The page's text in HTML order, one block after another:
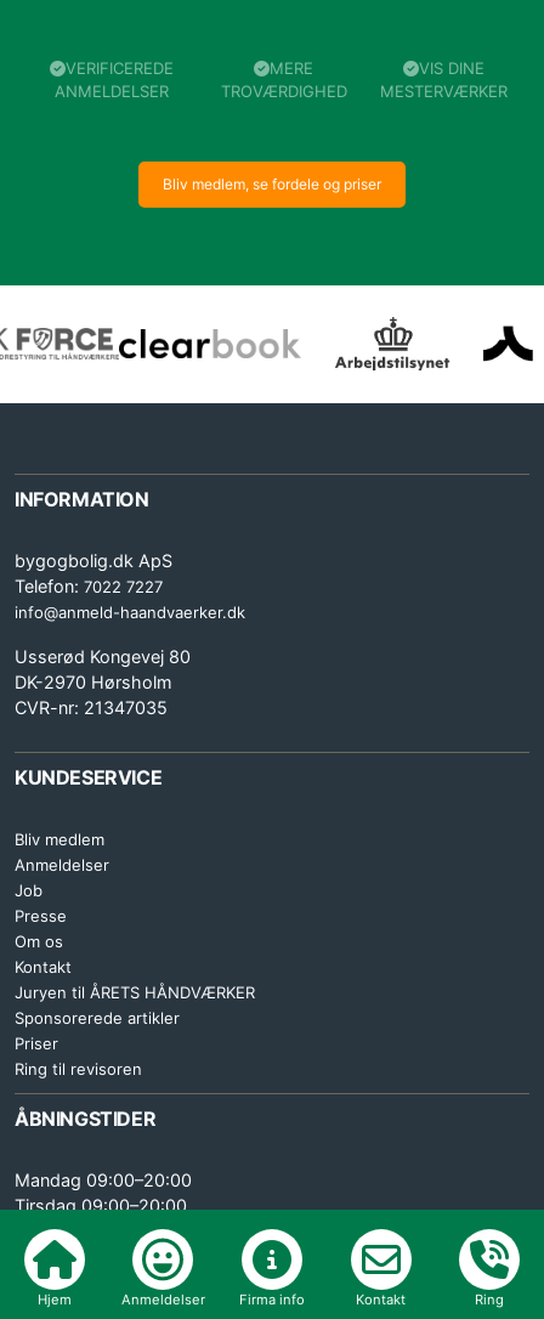
Hjem Anmeldelser Firma info Kontakt Ring
VERIFICEREDE
ANMELDELSER
MERE
TROVÆRDIGHED
VIS DINE
MESTERVÆRKER
Bliv medlem, se fordele og priser
INFORMATION
bygogbolig.dk ApS
Telefon: 7022 7227
info@anmeld-haandvaerker.dk
Usserød Kongevej 80
DK-2970 Hørsholm
CVR-nr: 21347035
KUNDESERVICE
Bliv medlem
Anmeldelser
Job
Presse
Om os
Kontakt
Juryen til ÅRETS HÅNDVÆRKER
Sponsorerede artikler
Priser
Ring til revisoren
ÅBNINGSTIDER
Mandag 09:00–20:00
Tirsdag 09:00–20:00
Onsdag 09:00–20:00
Torsdag 09:00–20:00
Fredag 09:00–15:30
Lørdag LUKKET